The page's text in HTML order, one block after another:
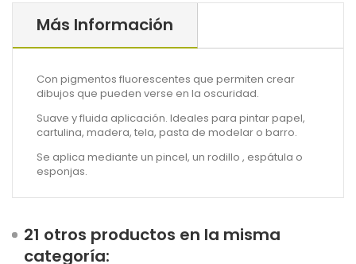
Más Información
Con pigmentos fluorescentes que permiten crear
dibujos que pueden verse en la oscuridad.
Suave y fluida aplicación. Ideales para pintar papel,
cartulina, madera, tela, pasta de modelar o barro.
Se aplica mediante un pincel, un rodillo , espátula o
esponjas.
21 otros productos en la misma
categoría: